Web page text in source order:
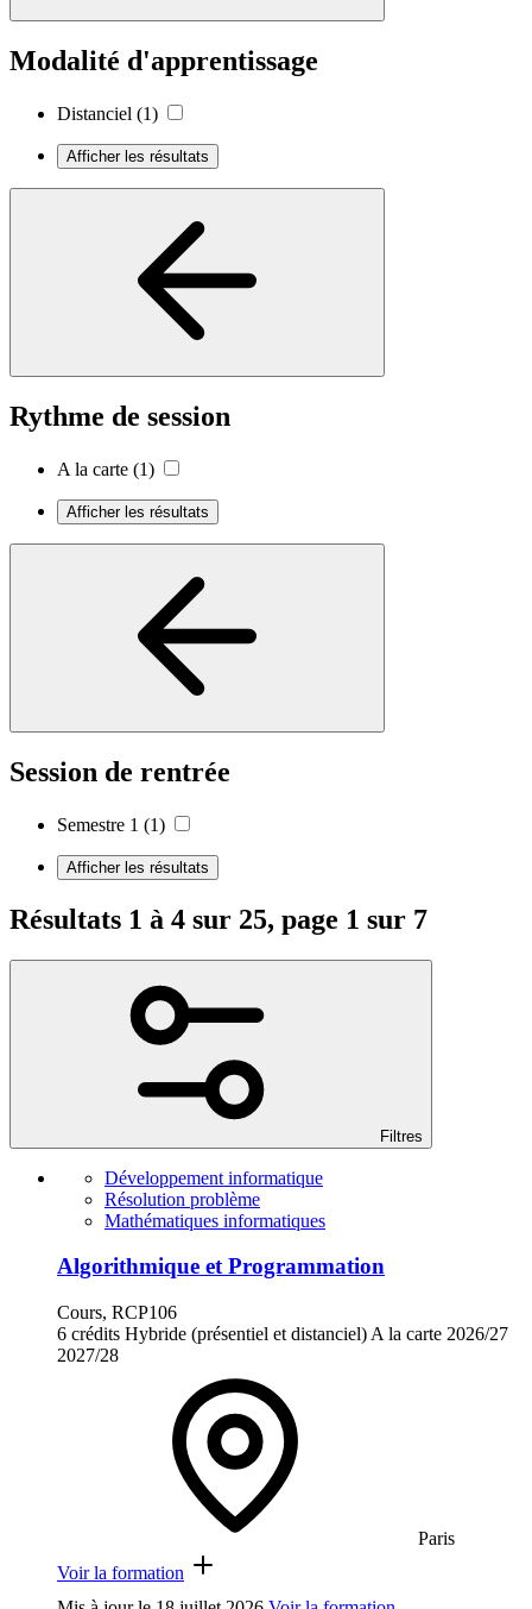
Modalité d'apprentissage
Distanciel (1)
Afficher les résultats
Rythme de session
A la carte (1)
Afficher les résultats
Session de rentrée
Semestre 1 (1)
Afficher les résultats
Résultats 1 à 4 sur 25, page 1 sur 7
Filtres
Développement informatique
Résolution problème
Mathématiques informatiques
Algorithmique et Programmation
Cours, RCP106
6 crédits Hybride (présentiel et distanciel) A la carte 2026/27
2027/28
Paris
Voir la formation